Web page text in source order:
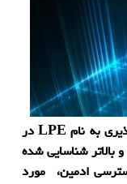
به گزارش سایت شیک در حالی یک ‫آسیب پذیری به نام LPE در
سیستم عامل ویندوز ۱۰ دارای نسخه ۱۸۰۹ و بالاتر شناسایی شده
ادمین، مورد